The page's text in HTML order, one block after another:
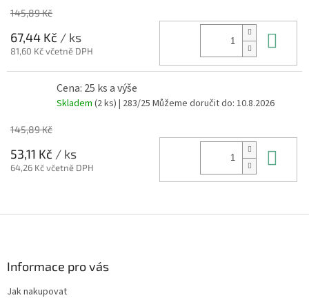
145,89 Kč
67,44 Kč / ks
81,60 Kč včetně DPH
Cena: 25 ks a výše
Skladem (2 ks) | 283/25 Můžeme doručit do: 10.8.2026
145,89 Kč
53,11 Kč / ks
64,26 Kč včetně DPH
Informace pro vás
Jak nakupovat